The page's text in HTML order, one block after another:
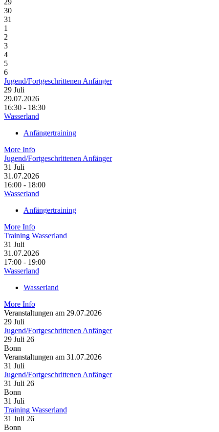
30
31
1
2
3
4
5
6
Jugend/Fortgeschrittenen Anfänger
29 Juli
29.07.2026
16:30 - 18:30
Wasserland
Anfängertraining
More Info
Jugend/Fortgeschrittenen Anfänger
31 Juli
31.07.2026
16:00 - 18:00
Wasserland
Anfängertraining
More Info
Training Wasserland
31 Juli
31.07.2026
17:00 - 19:00
Wasserland
Wasserland
More Info
Veranstaltungen am 29.07.2026
29 Juli
Jugend/Fortgeschrittenen Anfänger
29 Juli 26
Bonn
Veranstaltungen am 31.07.2026
31 Juli
Jugend/Fortgeschrittenen Anfänger
31 Juli 26
Bonn
31 Juli
Training Wasserland
31 Juli 26
Bonn